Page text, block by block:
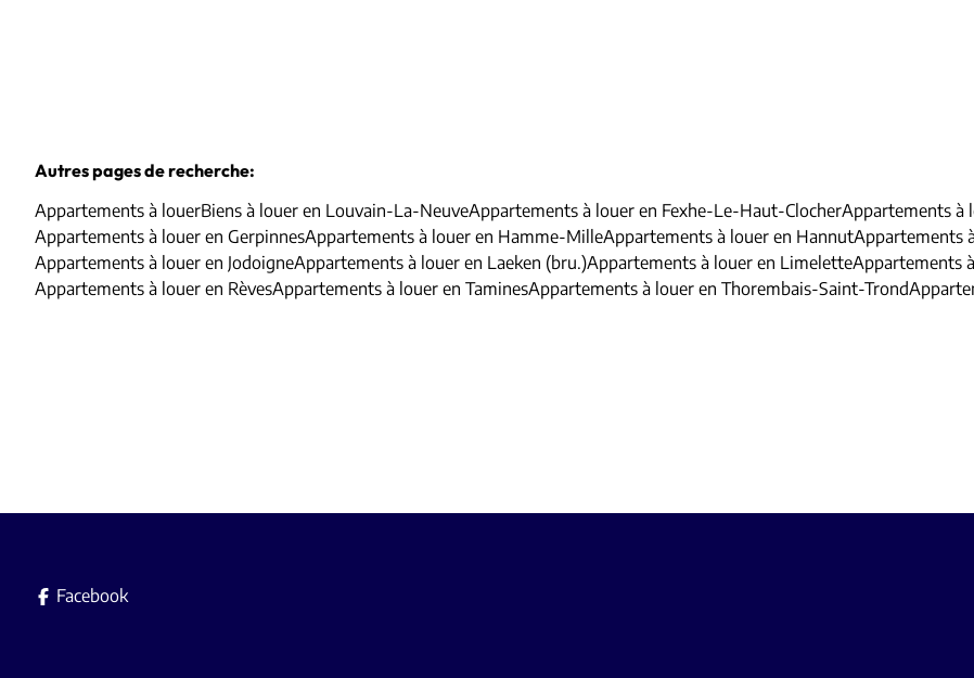
Autres pages de recherche:
Appartements à louerBiens à louer en Louvain-La-NeuveAppartements à louer en Fexhe-Le-Haut-ClocherAppartements à
Appartements à louer en GerpinnesAppartements à louer en Hamme-MilleAppartements à louer en HannutAppartements
Appartements à louer en JodoigneAppartements à louer en Laeken (bru.)Appartements à louer en LimeletteAppartements
Appartements à louer en RèvesAppartements à louer en TaminesAppartements à louer en Thorembais-Saint-Trond
Facebook